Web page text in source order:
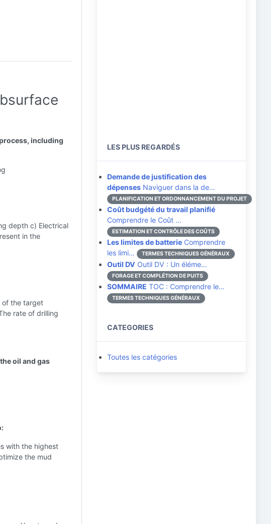
including
depth c) Electrical
in the
of the target
rate of drilling
oil and gas
with the highest
the mud
LES PLUS REGARDÉS
Demande de justification des
dépenses Naviguer dans la de…
PLANIFICATION ET ORDONNANCEMENT DU PROJET
Coût budgété du travail planifié
Comprendre le Coût …
ESTIMATION ET CONTRÔLE DES COÛTS
Les limites de batterie Comprendre
les limi…
TERMES TECHNIQUES GÉNÉRAUX
Outil DV Outil DV : Un éléme…
FORAGE ET COMPLÉTION DE PUITS
SOMMAIRE TOC : Comprendre le…
TERMES TECHNIQUES GÉNÉRAUX
CATEGORIES
Toutes les catégories